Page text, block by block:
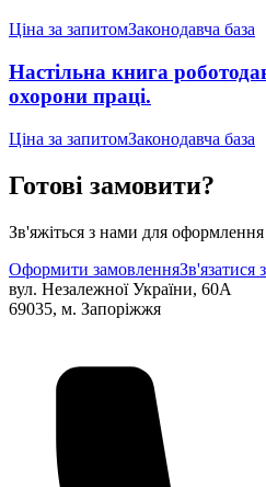
Ціна за запитомЗаконодавча база
Настільна книга
охорони праці.
Ціна за запитомЗаконодавча база
Готові замовити?
Зв'яжіться з нами для оформлення
Оформити замовленняЗв'язатися
вул. Незалежної України, 60А
69035, м. Запоріжжя